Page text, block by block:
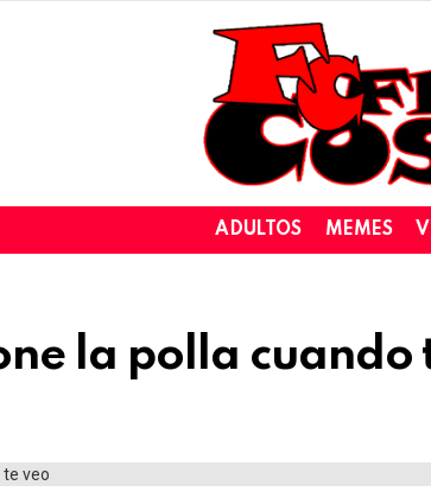
ADULTOS MEMES
la polla cuando